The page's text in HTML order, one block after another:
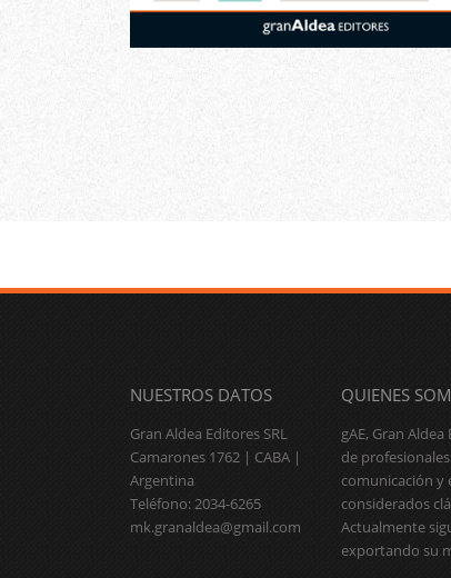
NUESTROS DATOS
Gran Aldea Editores SRL
Camarones 1762 | CABA |
Argentina
Teléfono: 2034-6265
mk.granaldea@gmail.com
QUIENES
gAE, Gran
de
comunicación y
considerados
Actualmente
exportando su